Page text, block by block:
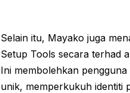
Selain itu, Mayako juga
Setup Tools secara terhad
Ini membolehkan
unik, memperkukuh identiti